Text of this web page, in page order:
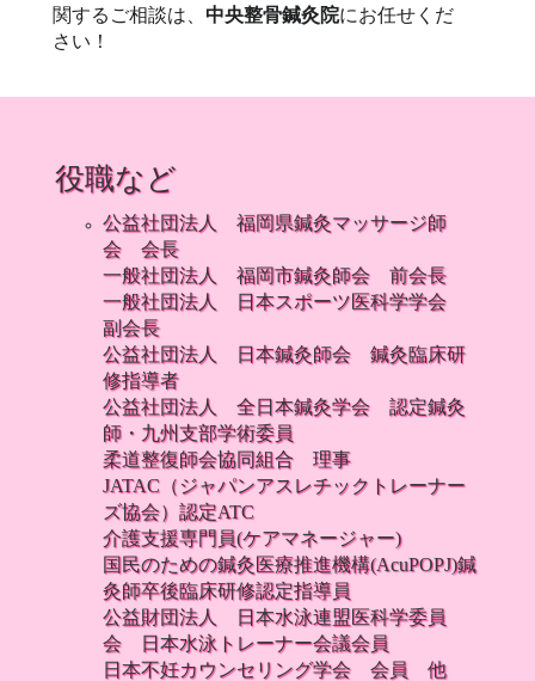
関するご相談は、 中央整骨鍼灸院にお任せくだ
さい！
役職など
公益社団法人 福岡県鍼灸マッサージ師
会 会長
一般社団法人 福岡市鍼灸師会 前会長
一般社団法人 日本スポーツ医科学学会
副会長
公益社団法人 日本鍼灸師会 鍼灸臨床研
修指導者
公益社団法人 全日本鍼灸学会 認定鍼灸
師・九州支部学術委員
柔道整復師会協同組合 理事
JATAC（ジャパンアスレチックトレーナー
ズ協会）認定ATC
介護支援専門員(ケアマネージャー)
国民のための鍼灸医療推進機構(AcuPOPJ)鍼
灸師卒後臨床研修認定指導員
公益財団法人 日本水泳連盟医科学委員
会 日本水泳トレーナー会議会員
日本不妊カウンセリング学会 会員 他